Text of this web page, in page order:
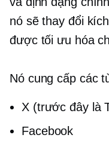
nó sẽ thay đổi
được tối ưu hóa
Nó cung cấp các
X (trước đây là
Facebook